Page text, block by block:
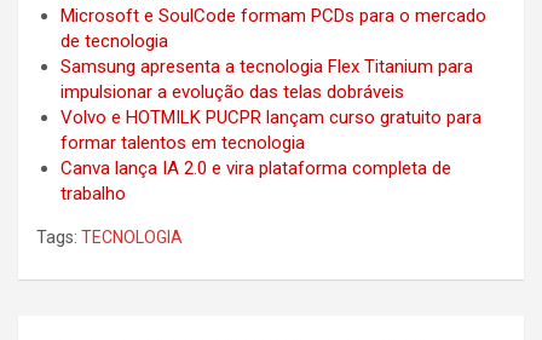
Microsoft e SoulCode formam PCDs para o mercado
de tecnologia
Samsung apresenta a tecnologia Flex Titanium para
impulsionar a evolução das telas dobráveis
Volvo e HOTMILK PUCPR lançam curso gratuito para
formar talentos em tecnologia
Canva lança IA 2.0 e vira plataforma completa de
trabalho
Tags: TECNOLOGIA